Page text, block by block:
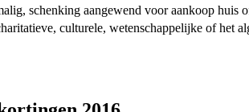
schenking aangewend voor aankoop huis
culturele, wetenschappelijke of het